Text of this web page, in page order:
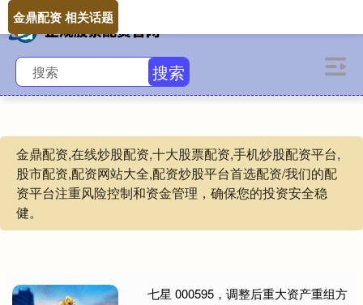
搜索
金鼎配资,在线炒股配资,十大股票配资,手机炒股配资平台,
股市配资,配资网站大全,配资炒股平台首选配资/我们的配
资平台注重风险控制和资金管理，确保您的投资安全稳
健。
金鼎配资 相关话题
七星 000595，调整后重大资产重组方